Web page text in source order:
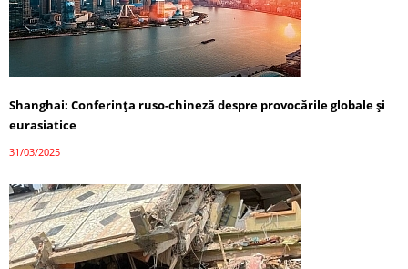
Shanghai: Conferința ruso-chineză despre provocările globale și
eurasiatice
31/03/2025